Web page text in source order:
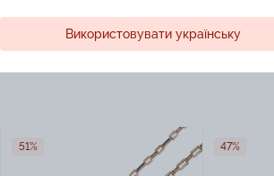
51% 47%
Використовувати українську